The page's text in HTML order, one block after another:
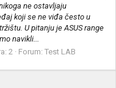
ne ostavljaju
koji se ne viđa često u
U pitanju je ASUS range
navikli...
2 Forum: Test LAB